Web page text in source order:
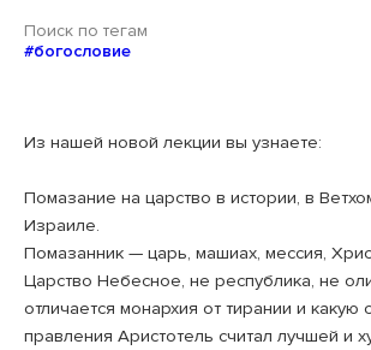
Поиск по тегам
#богословие
Из нашей новой лекции вы узнаете:
Помазание на царство в истории, в
Израиле.
Помазанник — царь, машиах, мессия,
Царство Небесное, не республика, не
отличается монархия от тирании и какую
правления Аристотель считал лучшей и